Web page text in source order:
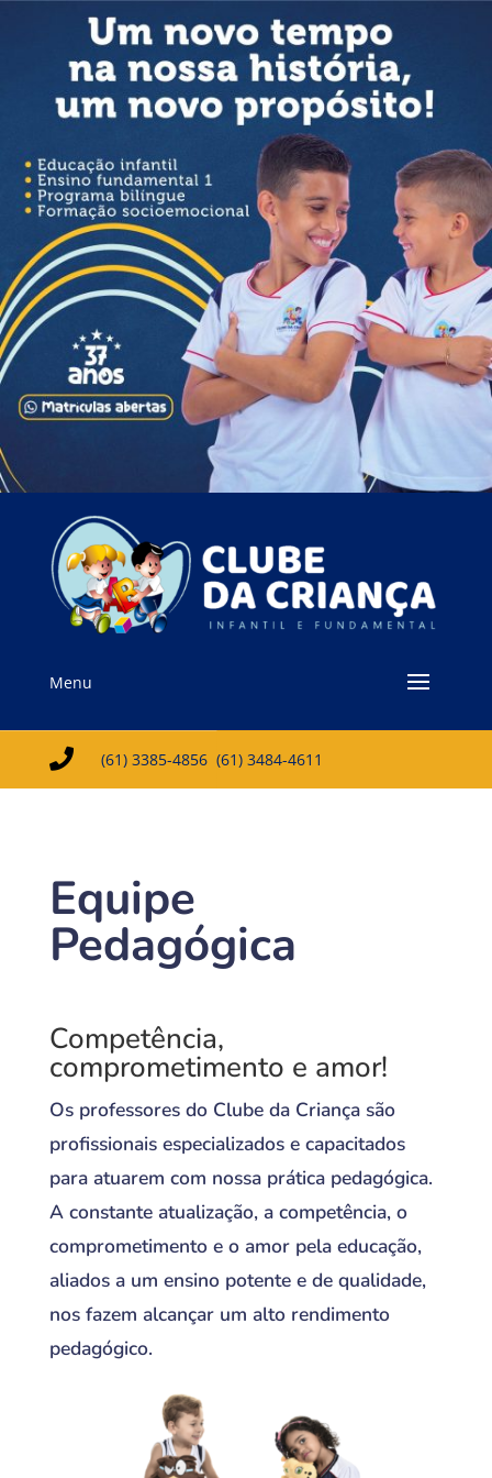
Menu
 (61) 3385-4856 (61) 3484-4611
Equipe
Pedagógica
Competência,
comprometimento e amor!
Os professores do Clube da Criança são
profissionais especializados e capacitados
para atuarem com nossa prática pedagógica.
A constante atualização, a competência, o
comprometimento e o amor pela educação,
aliados a um ensino potente e de qualidade,
nos fazem alcançar um alto rendimento
pedagógico.